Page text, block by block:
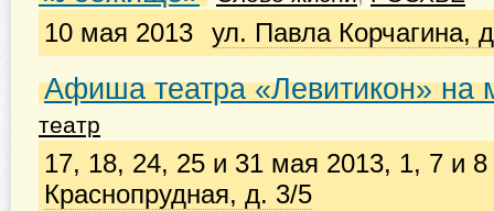
10 мая 2013 ул. Павла Корчагина,
Афиша театра «Левитикон» на
театр
17, 18, 24, 25 и 31 мая 2013, 1, 7 и
Краснопрудная, д. 3/5